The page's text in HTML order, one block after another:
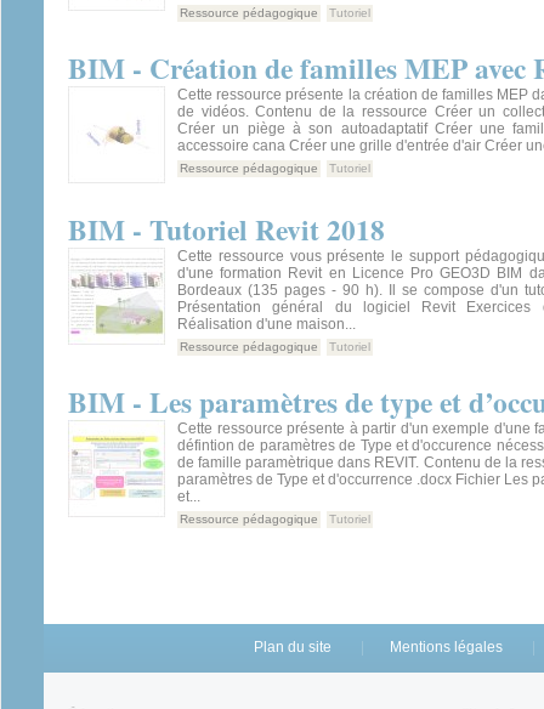
Ressource pédagogique Tutoriel
BIM - Création de familles MEP avec
Cette ressource présente la création de familles MEP
de vidéos. Contenu de la ressource Créer un
Créer un piège à son autoadaptatif Créer une
accessoire cana Créer une grille d'entrée d'air Créer
Ressource pédagogique Tutoriel
BIM - Tutoriel Revit 2018
Cette ressource vous présente le support
d'une formation Revit en Licence Pro GEO3D BIM
Bordeaux (135 pages - 90 h). Il se compose d'un
Présentation général du logiciel Revit Exercices
Réalisation d'une maison...
Ressource pédagogique Tutoriel
BIM - Les paramètres de type et
Cette ressource présente à partir d'un exemple d'une
défintion de paramètres de Type et d'occurence
de famille paramètrique dans REVIT. Contenu de la
paramètres de Type et d'occurrence .docx Fichier Les
et...
Ressource pédagogique Tutoriel
Plan du site Mentions légales